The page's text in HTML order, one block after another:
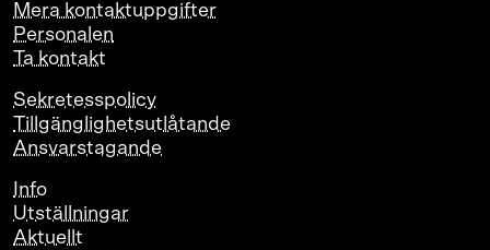
Mera kontaktuppgifter
Personalen
Ta kontakt
Sekretesspolicy
Tillgänglighetsutlåtande
Ansvarstagande
Info
Utställningar
Aktuellt